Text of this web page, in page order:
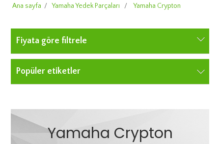
Ana sayfa / Yamaha Yedek Parçaları / Yamaha Crypton
Fiyata göre filtrele
Popüler etiketler
Yamaha Crypton